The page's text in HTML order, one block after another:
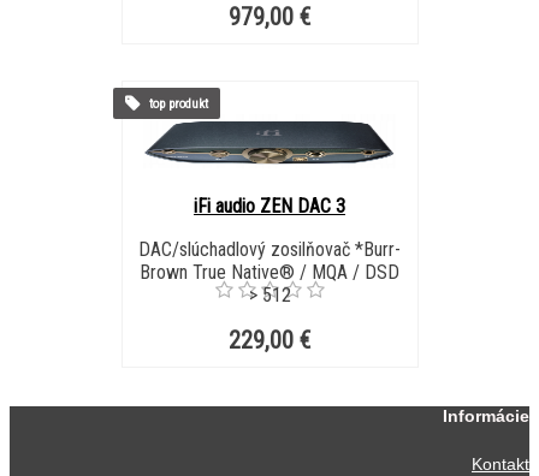
979,00 €
iFi audio ZEN DAC 3
DAC/slúchadlový zosilňovač *Burr-
Brown True Native® / MQA / DSD
> 512
229,00 €
top produkt
Informácie
Kontakt